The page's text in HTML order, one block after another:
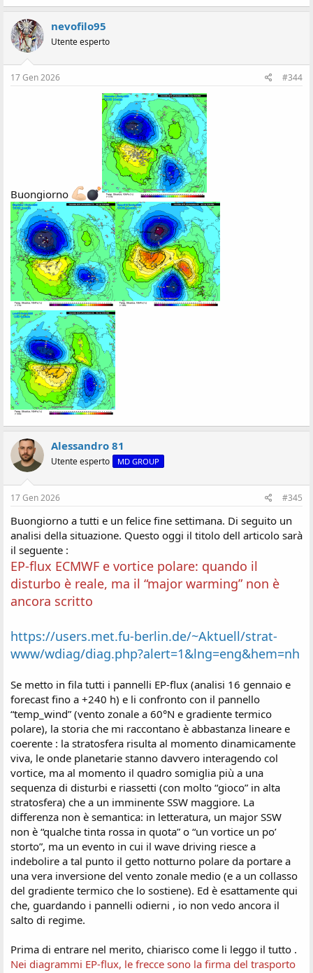
nevofilo95
Utente esperto
17 Gen 2026 #344
Buongiorno
Alessandro 81
Utente esperto MD GROUP
17 Gen 2026 #345
Buongiorno a tutti e un felice fine settimana. Di seguito un
analisi della situazione. Questo oggi il titolo dell articolo sarà
il seguente :
EP-flux ECMWF e vortice polare: quando il
disturbo è reale, ma il “major warming” non è
ancora scritto
https://users.met.fu-berlin.de/~Aktuell/strat-
www/wdiag/diag.php?alert=1&lng=eng&hem=nh
Se metto in fila tutti i pannelli EP-flux (analisi 16 gennaio e
forecast fino a +240 h) e li confronto con il pannello
“temp_wind” (vento zonale a 60°N e gradiente termico
polare), la storia che mi raccontano è abbastanza lineare e
coerente : la stratosfera risulta al momento dinamicamente
viva, le onde planetarie stanno davvero interagendo col
vortice, ma al momento il quadro somiglia più a una
sequenza di disturbi e riassetti (con molto “gioco” in alta
stratosfera) che a un imminente SSW maggiore. La
differenza non è semantica: in letteratura, un major SSW
non è “qualche tinta rossa in quota” o “un vortice un po’
storto”, ma un evento in cui il wave driving riesce a
indebolire a tal punto il getto notturno polare da portare a
una vera inversione del vento zonale medio (e a un collasso
del gradiente termico che lo sostiene). Ed è esattamente qui
che, guardando i pannelli odierni , io non vedo ancora il
salto di regime.
Prima di entrare nel merito, chiarisco come li leggo il tutto .
Nei diagrammi EP-flux, le frecce sono la firma del trasporto